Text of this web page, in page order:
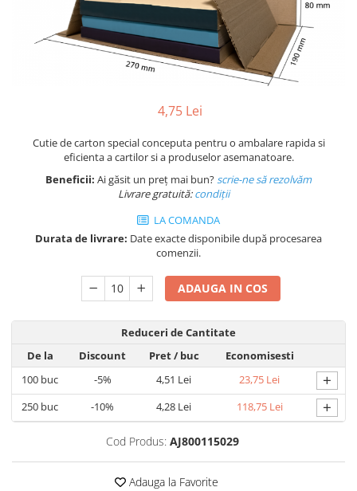
Plicuri de carton
Plicuri cu bule
Plicuri ecommerce
Pungi ziplock cu fermoar
Tuburi de carton
Separatoare carton si coltare
4,75 Lei
Cutie de carton special conceputa pentru o ambalare rapida si
eficienta a cartilor si a produselor asemanatoare.
Beneficii: Ai găsit un preț mai bun?scrie-ne să rezolvăm
Livrare gratuită:condiții
LA COMANDA
Durata de livrare: Date exacte disponibile după procesarea
comenzii.
ADAUGA IN COS
Reduceri de Cantitate
De la
Discount Pret/ buc
Economisesti
100 buc -5% 4,51 Lei 23,75 Lei +
250 buc -10% 4,28 Lei 118,75 Lei +
Cod Produs: AJ800115029
Adauga la Favorite